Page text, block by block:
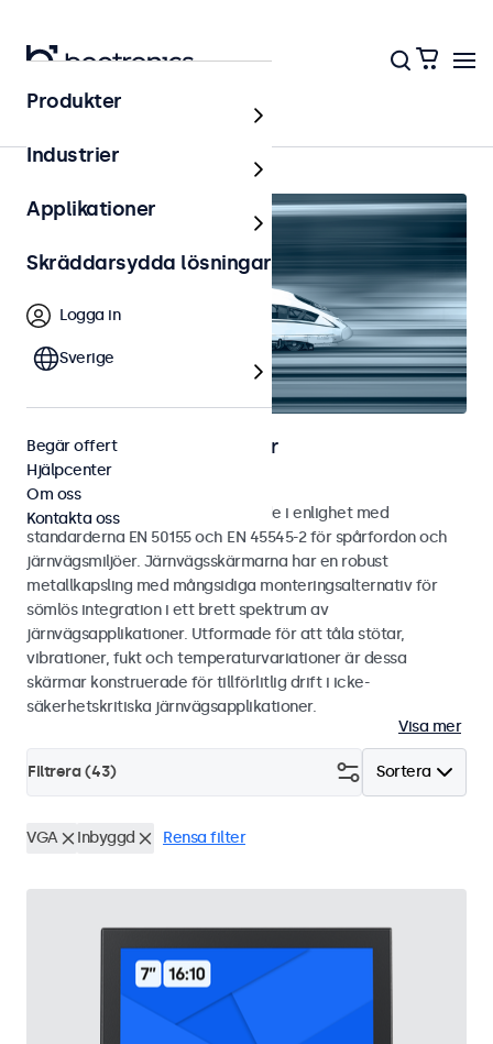
Hem
Bild- och touchskärmar för
järnvägsapplikationer
Bild- och touchskärmar utvecklade i enlighet med
standarderna EN 50155 och EN 45545-2 för spårfordon och
järnvägsmiljöer. Järnvägsskärmarna har en robust
metallkapsling med mångsidiga monteringsalternativ för
sömlös integration i ett brett spektrum av
järnvägsapplikationer. Utformade för att tåla stötar,
vibrationer, fukt och temperaturvariationer är dessa
skärmar konstruerade för tillförlitlig drift i icke-
säkerhetskritiska järnvägsapplikationer.
Visa mer
Sortera
Filtrera (43)
VGA Inbyggd Rensa filter
Produkter
Industrier
Applikationer
Skräddarsydda lösningar
Logga in
Sverige
Begär offert
Hjälpcenter
Om oss
Kontakta oss